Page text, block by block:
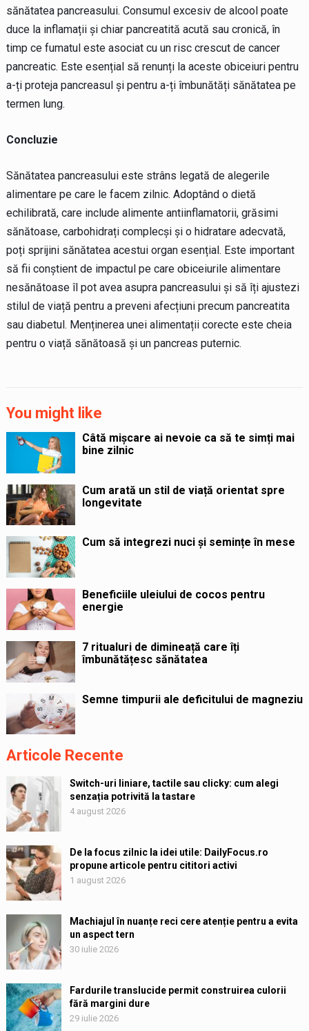
sănătatea pancreasului. Consumul excesiv de alcool poate
duce la inflamații și chiar pancreatită acută sau cronică, în
timp ce fumatul este asociat cu un risc crescut de cancer
pancreatic. Este esențial să renunți la aceste obiceiuri pentru
a-ți proteja pancreasul și pentru a-ți îmbunătăți sănătatea pe
termen lung.
Concluzie
Sănătatea pancreasului este strâns legată de alegerile
alimentare pe care le facem zilnic. Adoptând o dietă
echilibrată, care include alimente antiinflamatorii, grăsimi
sănătoase, carbohidrați complecși și o hidratare adecvată,
poți sprijini sănătatea acestui organ esențial. Este important
să fii conștient de impactul pe care obiceiurile alimentare
nesănătoase îl pot avea asupra pancreasului și să îți ajustezi
stilul de viață pentru a preveni afecțiuni precum pancreatita
sau diabetul. Menținerea unei alimentații corecte este cheia
pentru o viață sănătoasă și un pancreas puternic.
You might like
Câtă mișcare ai nevoie ca să te simți mai
bine zilnic
Cum arată un stil de viață orientat spre
longevitate
Cum să integrezi nuci și semințe în mese
Beneficiile uleiului de cocos pentru
energie
7 ritualuri de dimineață care îți
îmbunătățesc sănătatea
Semne timpurii ale deficitului de magneziu
Articole Recente
Switch-uri liniare, tactile sau clicky: cum alegi
senzația potrivită la tastare
4 august 2026
De la focus zilnic la idei utile: DailyFocus.ro
propune articole pentru cititori activi
1 august 2026
Machiajul în nuanțe reci cere atenție pentru a evita
un aspect tern
30 iulie 2026
Fardurile translucide permit construirea culorii
fără margini dure
29 iulie 2026